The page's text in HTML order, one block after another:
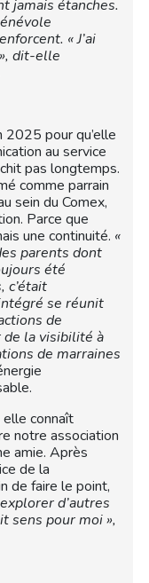
jamais étanches.
« J’ai
dit-elle
2025 pour qu’elle
au service
pas longtemps.
comme parrain
sein du Comex,
Parce que
une continuité. «
parents dont
été
c’était
se réunit
de
de la visibilité à
de marraines
elle connaît
notre association
amie. Après
de la
de faire le point,
d’autres
sens pour moi »,